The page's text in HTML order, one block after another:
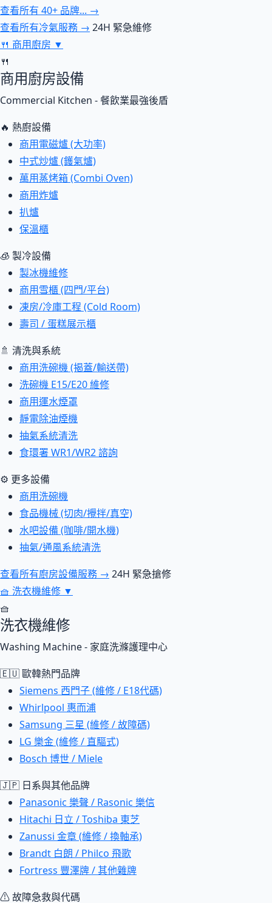
查看所有 40+ 品牌... →
查看所有冷氣服務 → 24H 緊急維修
🍴 商用廚房 ▼
🍴
商用廚房設備
Commercial Kitchen - 餐飲業最強後盾
🔥 熱廚設備
商用電磁爐 (大功率)
中式炒爐 (鑊氣爐)
萬用蒸烤箱 (Combi Oven)
商用炸爐
扒爐
保溫櫃
🧊 製冷設備
製冰機維修
商用雪櫃 (四門/平台)
凍房/冷庫工程 (Cold Room)
壽司 / 蛋糕展示櫃
🚿 清洗與系統
商用洗碗機 (揭蓋/輸送帶)
洗碗機 E15/E20 維修
商用運水煙罩
靜電除油煙機
抽氣系統清洗
食環署 WR1/WR2 諮詢
⚙ 更多設備
商用洗碗機
食品機械 (切肉/攪拌/真空)
水吧設備 (咖啡/開水機)
抽氣/通風系統清洗
查看所有廚房設備服務 → 24H 緊急搶修
🧺 洗衣機維修 ▼
🧺
洗衣機維修
Washing Machine - 家庭洗滌護理中心
🇪🇺 歐韓熱門品牌
Siemens 西門子 (維修 / E18代碼)
Whirlpool 惠而浦
Samsung 三星 (維修 / 故障碼)
LG 樂金 (維修 / 直驅式)
Bosch 博世 / Miele
🇯🇵 日系與其他品牌
Panasonic 樂聲 / Rasonic 樂信
Hitachi 日立 / Toshiba 東芝
Zanussi 金章 (維修 / 換軸承)
Brandt 白朗 / Philco 飛歌
Fortress 豐澤牌 / 其他雜牌
⚠ 故障急救與代碼